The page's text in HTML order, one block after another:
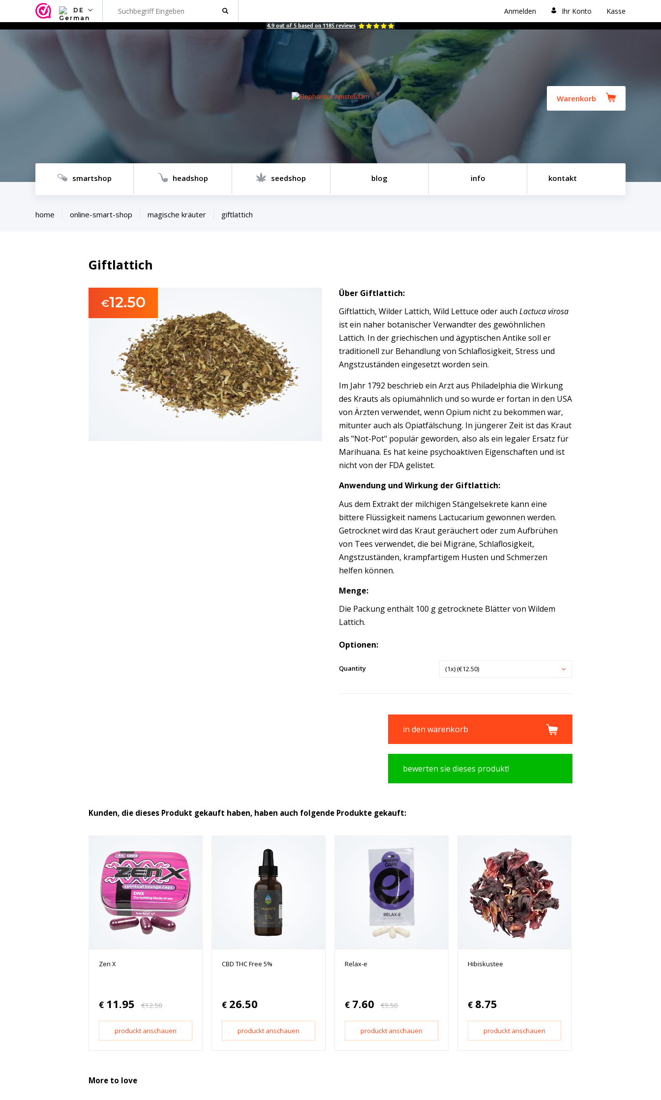
DE Anmelden Ihr Konto Kasse
4.9 out of 5 based on 1185 reviews
Warenkorb
smartshop headshop seedshop blog info kontakt
home online-smart-shop magische kräuter giftlattich
Giftlattich
€12.50
Über Giftlattich:
Giftlattich, Wilder Lattich, Wild Lettuce oder auch Lactuca virosa
ist ein naher botanischer Verwandter des gewöhnlichen
Lattich. In der griechischen und ägyptischen Antike soll er
traditionell zur Behandlung von Schlaflosigkeit, Stress und
Angstzuständen eingesetzt worden sein.
Im Jahr 1792 beschrieb ein Arzt aus Philadelphia die Wirkung
des Krauts als opiumähnlich und so wurde er fortan in den USA
von Ärzten verwendet, wenn Opium nicht zu bekommen war,
mitunter auch als Opiatfälschung. In jüngerer Zeit ist das Kraut
als "Not-Pot" populär geworden, also als ein legaler Ersatz für
Marihuana. Es hat keine psychoaktiven Eigenschaften und ist
nicht von der FDA gelistet.
Anwendung und Wirkung der Giftlattich:
Aus dem Extrakt der milchigen Stängelsekrete kann eine
bittere Flüssigkeit namens Lactucarium gewonnen werden.
Getrocknet wird das Kraut geräuchert oder zum Aufbrühen
von Tees verwendet, die bei Migräne, Schlaflosigkeit,
Angstzuständen, krampfartigem Husten und Schmerzen
helfen können.
Menge:
Die Packung enthält 100 g getrocknete Blätter von Wildem
Lattich.
Optionen:
Quantity (1x) (€12.50)
in den warenkorb
bewerten sie dieses produkt!
Kunden, die dieses Produkt gekauft haben, haben auch folgende Produkte gekauft:
Zen X
€ 11.95 €12.50
produckt anschauen
CBD THC Free 5%
€ 26.50
produckt anschauen
Relax-e
€ 7.60 €9.50
produckt anschauen
Hibiskustee
€ 8.75
produckt anschauen
More to love